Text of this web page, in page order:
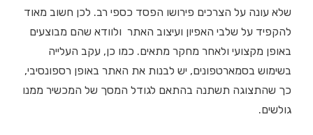
שלא עונה על הצרכים פירושו הפסד כספי רב. לכן חשוב מאוד
להקפיד על שלבי האפיון ועיצוב האתר ולוודא שהם מבוצעים
באופן מקצועי ולאחר מחקר מתאים. כמו כן, עקב העלייה
בשימוש בסמארטפונים, יש לבנות את האתר באופן רספונסיבי,
כך שהתצוגה תשתנה בהתאם לגודל המסך של המכשיר ממנו
גולשים.